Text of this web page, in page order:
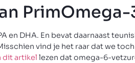
PrimOmega-
en DHA. En bevat daarnaast
vind je het raar dat we
dit artikel lezen dat omega-6-